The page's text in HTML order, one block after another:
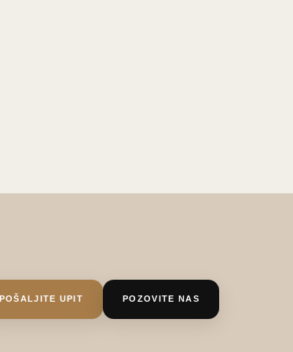
POŠALJITE UPIT POZOVITE NAS